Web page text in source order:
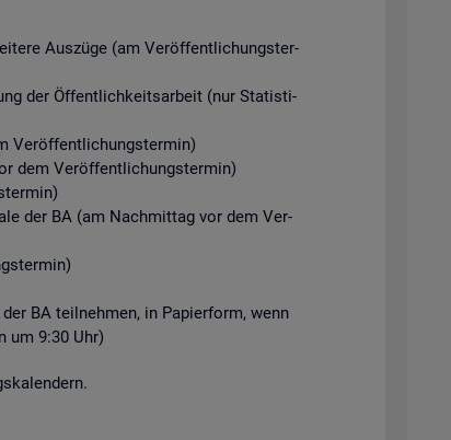
Aus­zü­ge (am Ver­öf­fent­li­chungs­ter­
der Öf­fent­lich­keits­ar­beit (nur Sta­tis­ti­
Ver­öf­fent­li­chungs­ter­min)
dem Ver­öf­fent­li­chungs­ter­min)
der BA (am Nach­mit­tag vor dem Ver­
BA teil­neh­men, in Pa­pier­form, wenn
um 9:30 Uhr)